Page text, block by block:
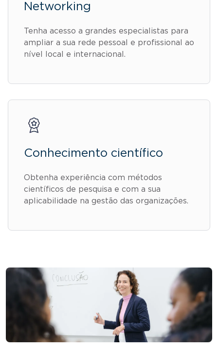
Networking
Tenha acesso a grandes especialistas para
ampliar a sua rede pessoal e profissional ao
nível local e internacional.
Conhecimento científico
Obtenha experiência com métodos
científicos de pesquisa e com a sua
aplicabilidade na gestão das organizações.